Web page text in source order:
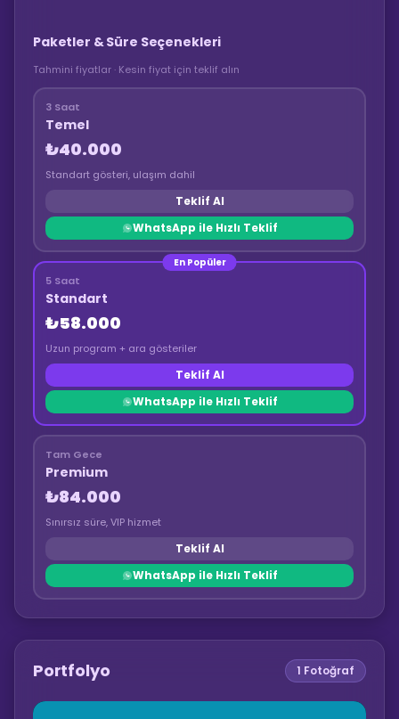
Paketler & Süre Seçenekleri
Tahmini fiyatlar · Kesin fiyat için teklif alın
3 Saat
Temel
₺40.000
Standart gösteri, ulaşım dahil
Teklif Al
WhatsApp ile Hızlı Teklif
En Popüler
5 Saat
Standart
₺58.000
Uzun program + ara gösteriler
Teklif Al
WhatsApp ile Hızlı Teklif
Tam Gece
Premium
₺84.000
Sınırsız süre, VIP hizmet
Teklif Al
WhatsApp ile Hızlı Teklif
Portfolyo 1 Fotoğraf